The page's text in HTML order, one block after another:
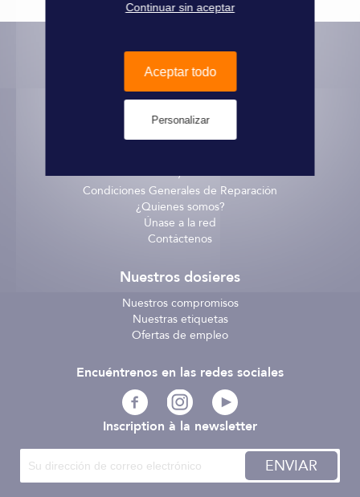
Informaciones prácticas
Informaciones legales
Entrega - recogida
/
Condiciones Generales de Reparación
¿Quienes somos?
Únase a la red
Contáctenos
Nuestros dosieres
Nuestros compromisos
Nuestras etiquetas
Ofertas de empleo
Inscription à la newsletter
ENVIAR
Encuéntrenos en las redes sociales
Continuar sin aceptar
Aceptar todo
Personalizar